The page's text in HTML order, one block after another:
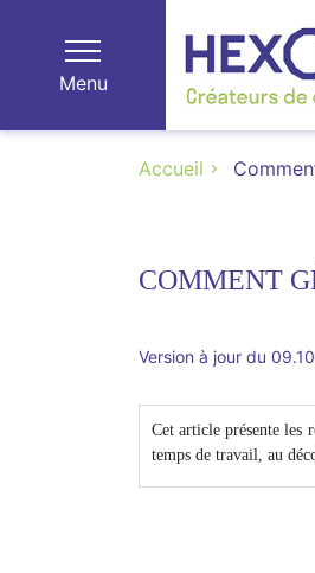
Menu
Accueil
COMMENT
Version à jour du
Cet article présente les
temps de travail, au